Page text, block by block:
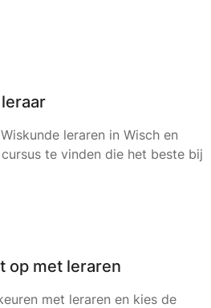
leraren in Wisch en
te vinden die het beste bij
op met leraren
met leraren en kies de